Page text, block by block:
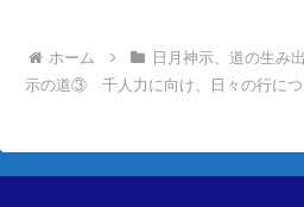
ホーム 日月神示、道の生み
示の道③ 千人力に向け、日々の行につ